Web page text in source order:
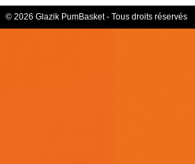
© 2026 Glazik PumBasket - Tous droits réservés